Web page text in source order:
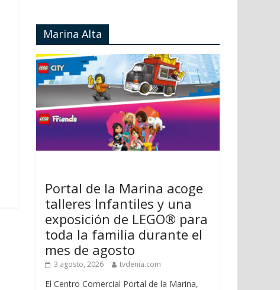
Marina Alta
Portal de la Marina acoge
talleres Infantiles y una
exposición de LEGO® para
toda la familia durante el
mes de agosto
3 agosto, 2026 tvdenia.com
El Centro Comercial Portal de la Marina,